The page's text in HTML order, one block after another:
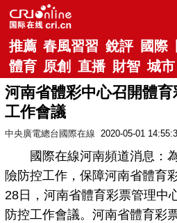
推薦 春風習習 銳評 國際
體育 原創 直播 財智 城市
河南省體彩中心召開體
工作會議
中央廣電總台國際在線 2020-05-01
國際在線河南頻道消息：
險防控工作，保障河南省體育
28日，河南省體育彩票管理中
防控工作會議。河南省體育彩